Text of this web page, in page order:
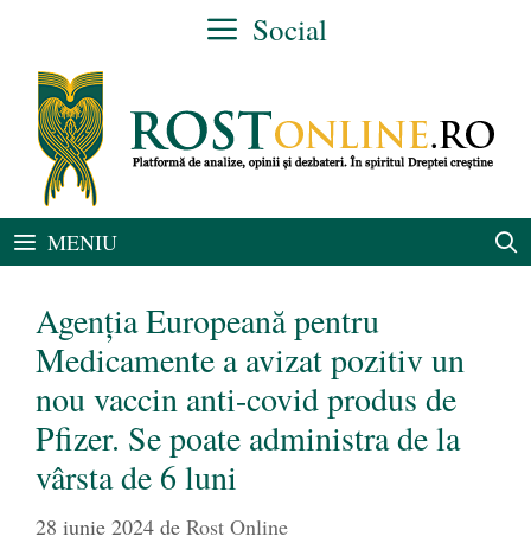
conținut
Social
MENIU
Agenția Europeană pentru
Medicamente a avizat pozitiv un
nou vaccin anti-covid produs de
Pfizer. Se poate administra de la
vârsta de 6 luni
28 iunie 2024 de Rost Online